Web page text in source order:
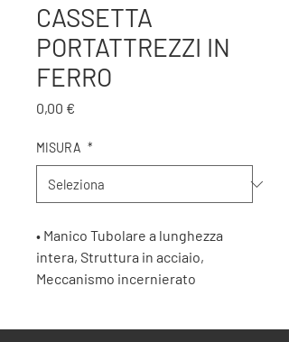
CASSETTA
PORTATTREZZI IN
FERRO
0,00 €
MISURA *
• Manico Tubolare a lunghezza
intera, Struttura in acciaio,
Meccanismo incernierato